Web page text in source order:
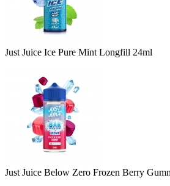
Just Juice Ice Pure Mint Longfill 24ml
Just Juice Below Zero Frozen Berry